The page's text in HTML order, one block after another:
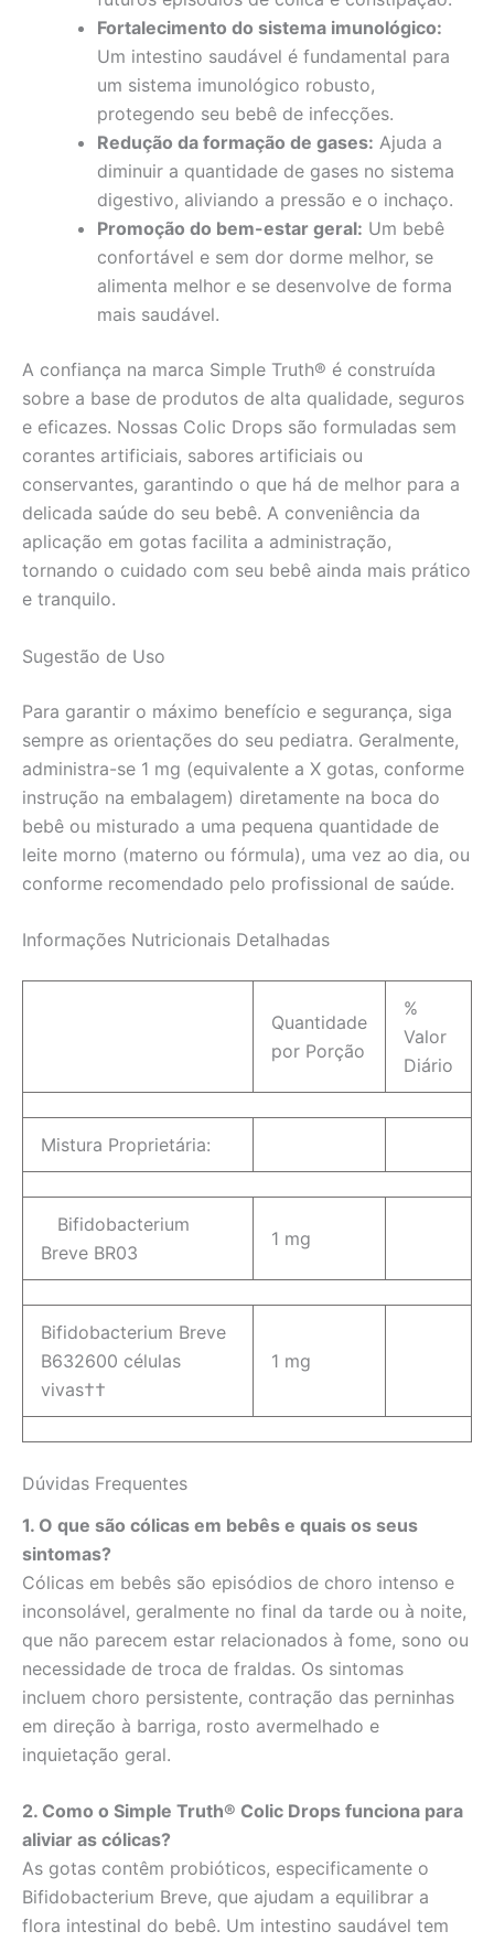
Fortalecimento do sistema imunológico:
Um intestino saudável é fundamental para
um sistema imunológico robusto,
protegendo seu bebê de infecções.
Redução da formação de gases: Ajuda a
diminuir a quantidade de gases no sistema
digestivo, aliviando a pressão e o inchaço.
Promoção do bem-estar geral: Um bebê
confortável e sem dor dorme melhor, se
alimenta melhor e se desenvolve de forma
mais saudável.
A confiança na marca Simple Truth® é construída
sobre a base de produtos de alta qualidade, seguros
e eficazes. Nossas Colic Drops são formuladas sem
corantes artificiais, sabores artificiais ou
conservantes, garantindo o que há de melhor para a
delicada saúde do seu bebê. A conveniência da
aplicação em gotas facilita a administração,
tornando o cuidado com seu bebê ainda mais prático
e tranquilo.
Sugestão de Uso
Para garantir o máximo benefício e segurança, siga
sempre as orientações do seu pediatra. Geralmente,
administra-se 1 mg (equivalente a X gotas, conforme
instrução na embalagem) diretamente na boca do
bebê ou misturado a uma pequena quantidade de
leite morno (materno ou fórmula), uma vez ao dia, ou
conforme recomendado pelo profissional de saúde.
Informações Nutricionais Detalhadas
Quantidade
por Porção
%
Valor
Diário
Mistura Proprietária:
Bifidobacterium
Breve BR03
1 mg
Bifidobacterium Breve
B632600 células
vivas††
1 mg
Dúvidas Frequentes
1. O que são cólicas em bebês e quais os seus
sintomas?
Cólicas em bebês são episódios de choro intenso e
inconsolável, geralmente no final da tarde ou à noite,
que não parecem estar relacionados à fome, sono ou
necessidade de troca de fraldas. Os sintomas
incluem choro persistente, contração das perninhas
em direção à barriga, rosto avermelhado e
inquietação geral.
2. Como o Simple Truth® Colic Drops funciona para
aliviar as cólicas?
As gotas contêm probióticos, especificamente o
Bifidobacterium Breve, que ajudam a equilibrar a
flora intestinal do bebê. Um intestino saudável tem